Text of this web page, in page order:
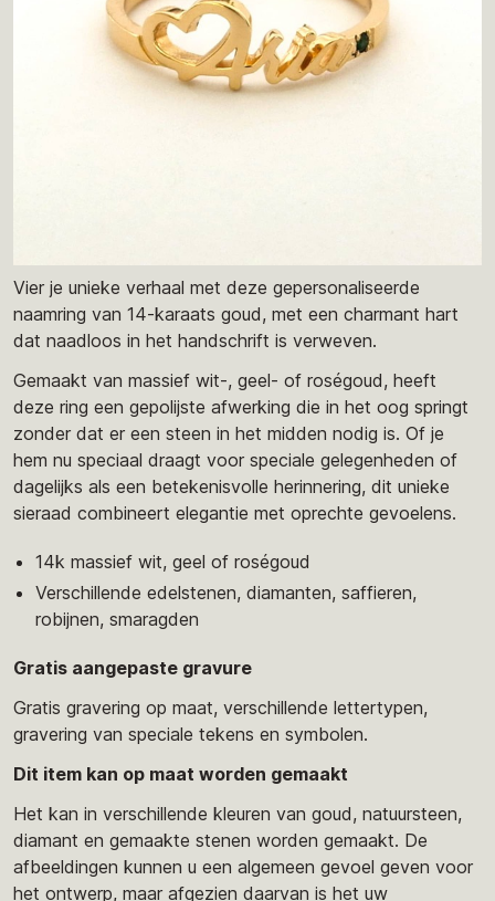
Vier je unieke verhaal met deze gepersonaliseerde
naamring van 14-karaats goud, met een charmant hart
dat naadloos in het handschrift is verweven.
Gemaakt van massief wit-, geel- of roségoud, heeft
deze ring een gepolijste afwerking die in het oog springt
zonder dat er een steen in het midden nodig is. Of je
hem nu speciaal draagt voor speciale gelegenheden of
dagelijks als een betekenisvolle herinnering, dit unieke
sieraad combineert elegantie met oprechte gevoelens.
14k massief wit, geel of roségoud
Verschillende edelstenen, diamanten, saffieren,
robijnen, smaragden
Gratis aangepaste gravure
Gratis gravering op maat, verschillende lettertypen,
gravering van speciale tekens en symbolen.
Dit item kan op maat worden gemaakt
Het kan in verschillende kleuren van goud, natuursteen,
diamant en gemaakte stenen worden gemaakt. De
afbeeldingen kunnen u een algemeen gevoel geven voor
het ontwerp, maar afgezien daarvan is het uw